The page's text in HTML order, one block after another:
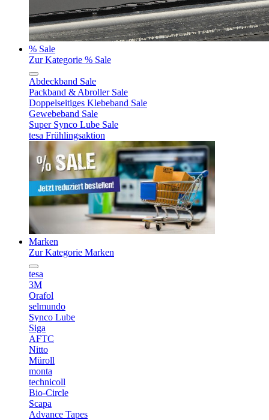
% Sale
Zur Kategorie % Sale
Abdeckband Sale
Packband & Abroller Sale
Doppelseitiges Klebeband Sale
Gewebeband Sale
Super Synco Lube Sale
tesa Frühlingsaktion
Marken
Zur Kategorie Marken
tesa
3M
Orafol
selmundo
Synco Lube
Siga
AFTC
Nitto
Müroll
monta
technicoll
Bio-Circle
Scapa
Advance Tapes